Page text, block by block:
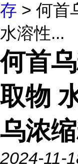
存 > 何首
水溶性...
何首
取物
乌浓
2024-11-